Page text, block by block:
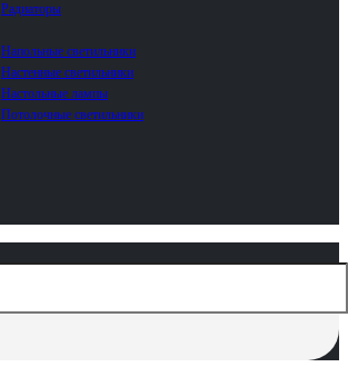
Радиаторы
Напольные светильники
Настенные светильники
Настольные лампы
Потолочные светильники